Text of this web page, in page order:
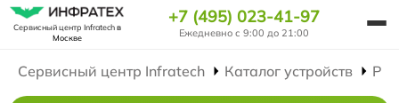
Сервисный центр Infratechв
Москве
+7 (495) 023-41-97
Ежедневно с 9:00 до 21:00
Сервисный центр Infratech Каталог устройств